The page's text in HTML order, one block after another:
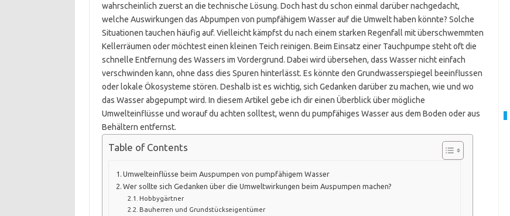
wahrscheinlich zuerst an die technische Lösung. Doch hast du schon einmal darüber nachgedacht,
welche Auswirkungen das Abpumpen von pumpfähigem Wasser auf die Umwelt haben könnte? Solche
Situationen tauchen häufig auf. Vielleicht kämpfst du nach einem starken Regenfall mit überschwemmten
Kellerräumen oder möchtest einen kleinen Teich reinigen. Beim Einsatz einer Tauchpumpe steht oft die
schnelle Entfernung des Wassers im Vordergrund. Dabei wird übersehen, dass Wasser nicht einfach
verschwinden kann, ohne dass dies Spuren hinterlässt. Es könnte den Grundwasserspiegel beeinflussen
oder lokale Ökosysteme stören. Deshalb ist es wichtig, sich Gedanken darüber zu machen, wie und wo
das Wasser abgepumpt wird. In diesem Artikel gebe ich dir einen Überblick über mögliche
Umwelteinflüsse und worauf du achten solltest, wenn du pumpfähiges Wasser aus dem Boden oder aus
Behältern entfernst.
Table of Contents
Umwelteinflüsse beim Auspumpen von pumpfähigem Wasser
Wer sollte sich Gedanken über die Umweltwirkungen beim Auspumpen machen?
Hobbygärtner
Bauherren und Grundstückseigentümer